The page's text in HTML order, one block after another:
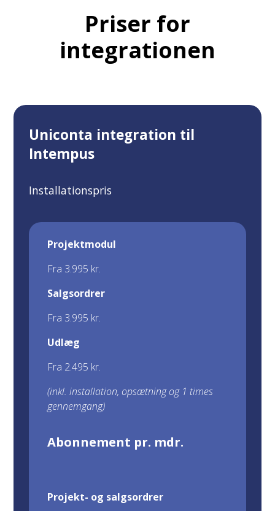
Priser for
integrationen
Uniconta integration til
Intempus
Installationspris
Projektmodul
Fra 3.995 kr.
Salgsordrer
Fra 3.995 kr.
Udlæg
Fra 2.495 kr.
(inkl. installation, opsætning og 1 times
gennemgang)
Abonnement pr. mdr.
Projekt- og salgsordrer